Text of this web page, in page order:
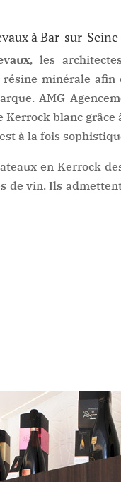
à Bar-sur-Seine
, les
minérale
AMG
blanc grâce
à la fois
en Kerrock
de vin. Ils